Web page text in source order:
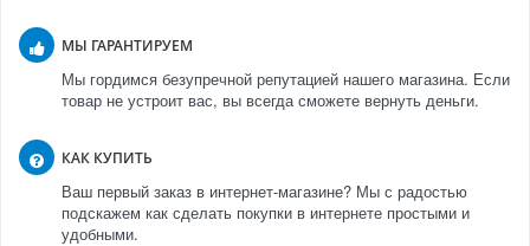
МЫ ГАРАНТИРУЕМ
Мы гордимся безупречной репутацией нашего магазина. Если
товар не устроит вас, вы всегда сможете вернуть деньги.
КАК КУПИТЬ
Ваш первый заказ в интернет-магазине? Мы с радостью
подскажем как сделать покупки в интернете простыми и
удобными.